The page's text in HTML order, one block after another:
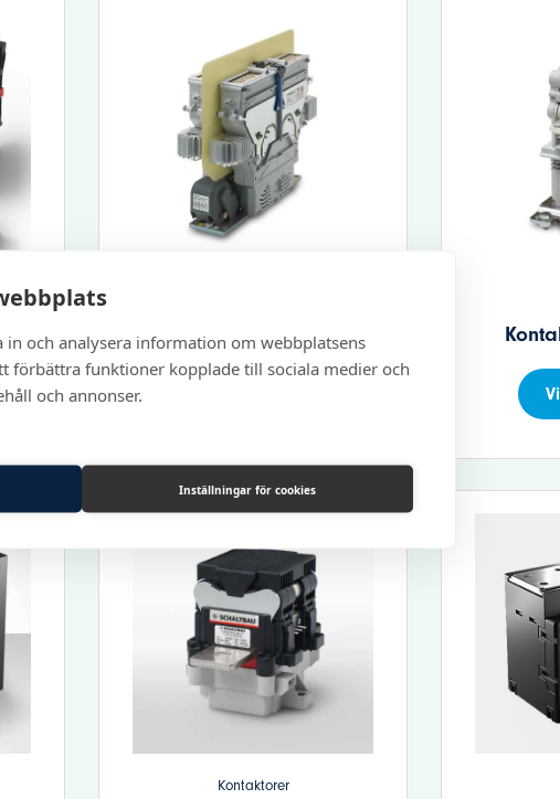
Kontaktor DC – CT
Kontaktorer
in och analysera information om webbplatsens
förbättra funktioner kopplade till sociala medier och
och annonser.
Inställningar för cookies